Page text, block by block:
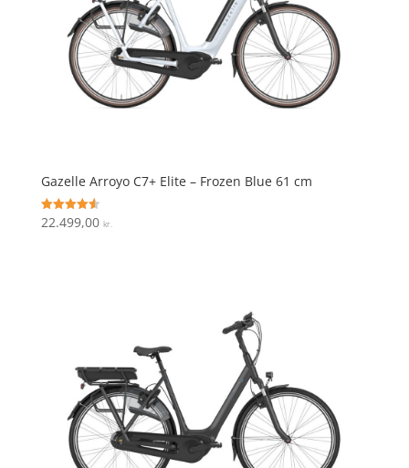
Gazelle Arroyo C7+ Elite – Frozen Blue 61 cm
Vurderet
4.6
22.499,00 kr.